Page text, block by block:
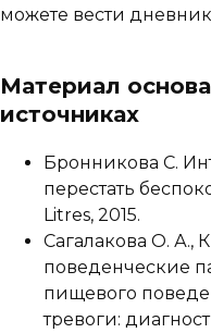
можете вести
Материал
источниках
Бронникова С.
перестать
Litres, 2015.
Сагалакова О. А.,
поведенческие
пищевого
тревоги: